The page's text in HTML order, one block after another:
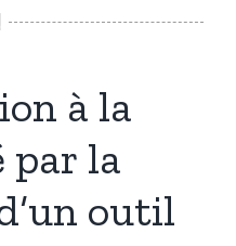
à la
par la
outil